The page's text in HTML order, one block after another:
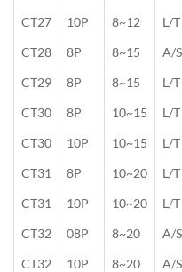
CT27
10P 8~12 L/T
CT28
8P 8~15 A/S
CT29
8P 8~15 L/T
CT30
8P 10~15 L/T
CT30
10P 10~15 L/T
CT31
8P 10~20 L/T
CT31
10P 10~20 L/T
CT32
08P 8~20 A/S
CT32
10P 8~20 A/S